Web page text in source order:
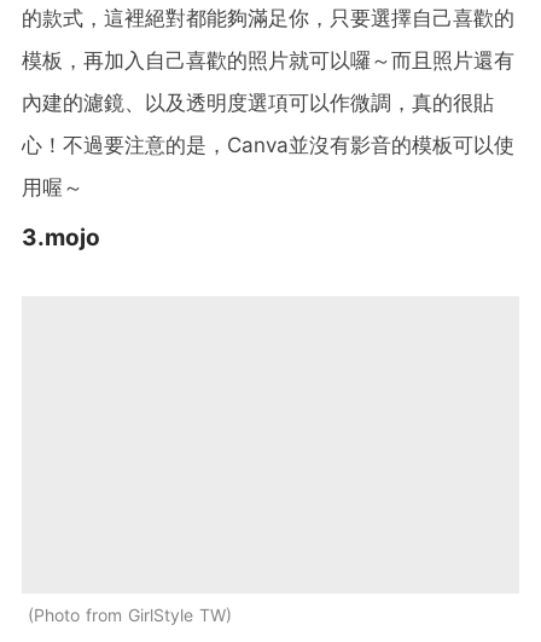
的款式，這裡絕對都能夠滿足你，只要選擇自己喜歡的
模板，再加入自己喜歡的照片就可以囉～而且照片還有
內建的濾鏡、以及透明度選項可以作微調，真的很貼
心！不過要注意的是，Canva並沒有影音的模板可以使
用喔～
3.mojo
Photo from GirlStyle TW